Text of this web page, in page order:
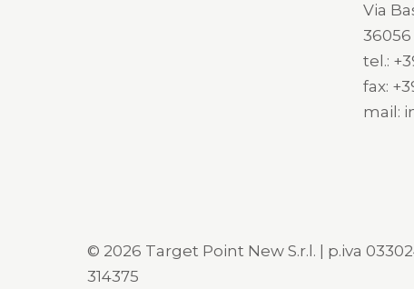
Via
tel.:
fax:
mail:
© 2026 Target Point New S.r.l. | p.iva
314375